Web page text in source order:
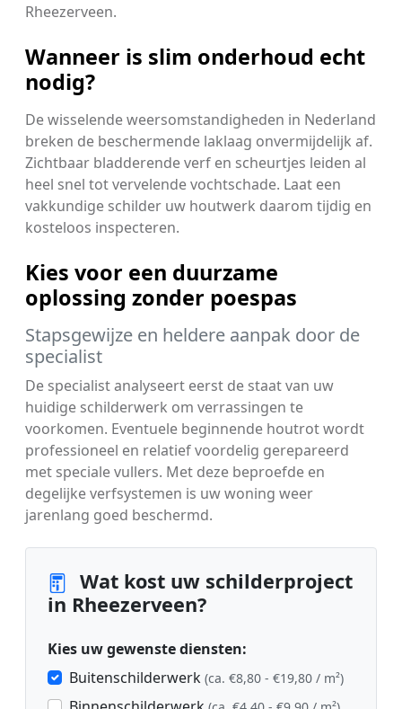
Rheezerveen.
Wanneer is slim onderhoud echt
nodig?
De wisselende weersomstandigheden in Nederland
breken de beschermende laklaag onvermijdelijk af.
Zichtbaar bladderende verf en scheurtjes leiden al
heel snel tot vervelende vochtschade. Laat een
vakkundige schilder uw houtwerk daarom tijdig en
kosteloos inspecteren.
Kies voor een duurzame
oplossing zonder poespas
Stapsgewijze en heldere aanpak door de
specialist
De specialist analyseert eerst de staat van uw
huidige schilderwerk om verrassingen te
voorkomen. Eventuele beginnende houtrot wordt
professioneel en relatief voordelig gerepareerd
met speciale vullers. Met deze beproefde en
degelijke verfsystemen is uw woning weer
jarenlang goed beschermd.
Wat kost uw schilderproject
in Rheezerveen?
Kies uw gewenste diensten:
Buitenschilderwerk (ca. €8,80 - €19,80 / m²)